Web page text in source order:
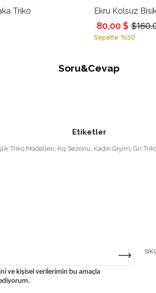
Triko Ekru Kolsuz
80,00 $
Sepette %50
Soru&Cevap
Etiketler
Triko Modelleri, Kış Sezonu, Kadın Giyim, Gri
ve kişisel verilerimin bu amaçla